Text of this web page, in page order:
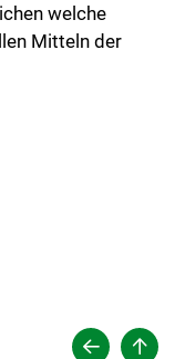
welche
Mitteln der